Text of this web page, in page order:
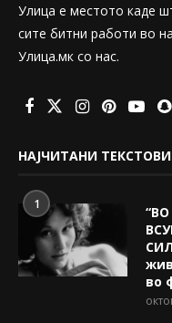
Улица е местото каде
сите битни работи во
Улица.мк со нас.
НАЈЧИТАНИ ТЕКСТОВИ
1
во